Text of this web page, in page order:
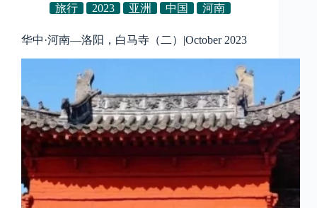
旅行 2023 亚洲 中国 河南
华中·河南—洛阳，白马寺（二）|October 2023